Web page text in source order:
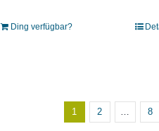
Ding verfügbar?
1 2 … 8